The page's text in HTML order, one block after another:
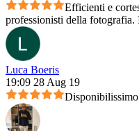
Efficienti e
professionisti della
Luca Boeris
19:09 28 Aug 19
Disponibilissimo